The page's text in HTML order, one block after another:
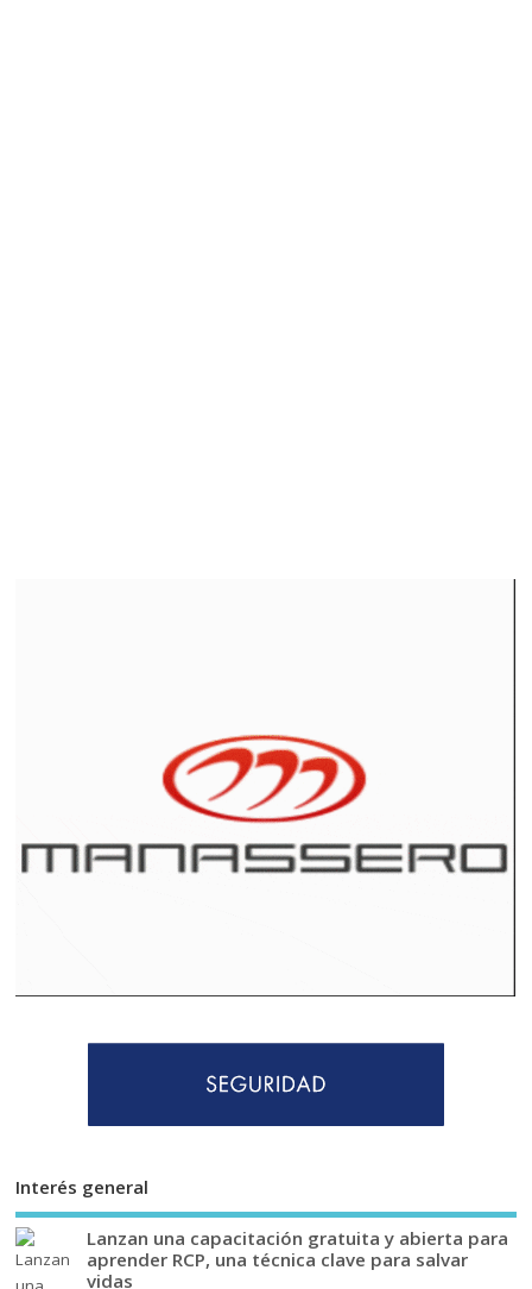
Interés general
Lanzan una capacitación gratuita y abierta para
aprender RCP, una técnica clave para salvar
vidas